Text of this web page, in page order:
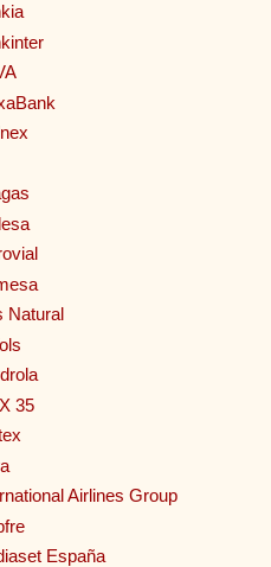
Natural
35
Airlines Group
España